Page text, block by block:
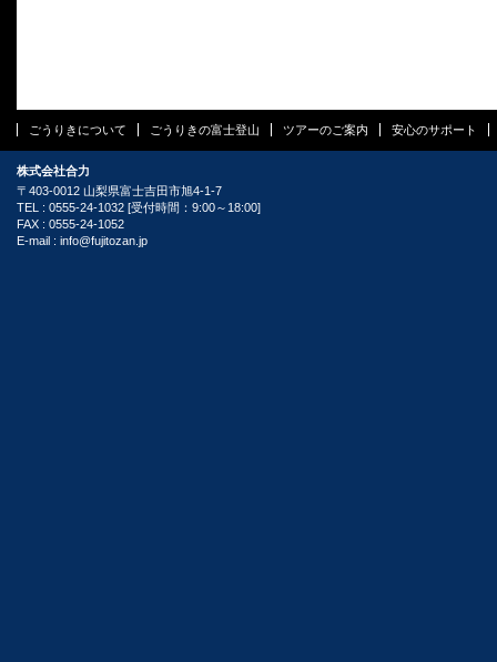
ごうりきについて ごうりきの富士登山 ツアーのご案内 安心のサポート
株式会社合力
〒403-0012 山梨県富士吉田市旭4-1-7
TEL : 0555-24-1032 [受付時間：9:00～18:00]
FAX : 0555-24-1052
E-mail : info@fujitozan.jp